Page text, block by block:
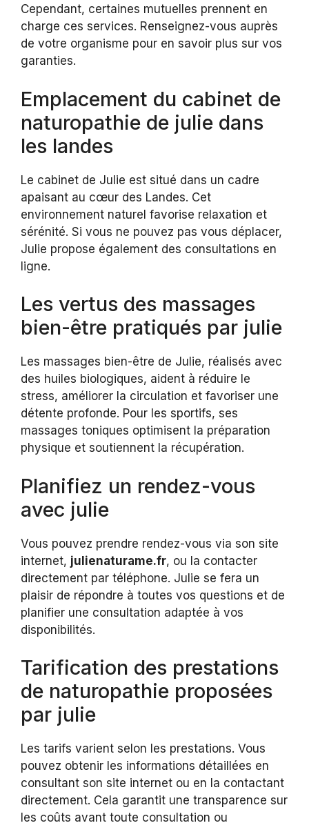
Cependant, certaines mutuelles prennent en
charge ces services. Renseignez-vous auprès
de votre organisme pour en savoir plus sur vos
garanties.
Emplacement du cabinet de
naturopathie de julie dans
les landes
Le cabinet de Julie est situé dans un cadre
apaisant au cœur des Landes. Cet
environnement naturel favorise relaxation et
sérénité. Si vous ne pouvez pas vous déplacer,
Julie propose également des consultations en
ligne.
Les vertus des massages
bien-être pratiqués par julie
Les massages bien-être de Julie, réalisés avec
des huiles biologiques, aident à réduire le
stress, améliorer la circulation et favoriser une
détente profonde. Pour les sportifs, ses
massages toniques optimisent la préparation
physique et soutiennent la récupération.
Planifiez un rendez-vous
avec julie
Vous pouvez prendre rendez-vous via son site
internet, julienaturame.fr, ou la contacter
directement par téléphone. Julie se fera un
plaisir de répondre à toutes vos questions et de
planifier une consultation adaptée à vos
disponibilités.
Tarification des prestations
de naturopathie proposées
par julie
Les tarifs varient selon les prestations. Vous
pouvez obtenir les informations détaillées en
consultant son site internet ou en la contactant
directement. Cela garantit une transparence sur
les coûts avant toute consultation ou